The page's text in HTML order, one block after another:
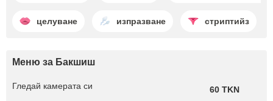
целуване изпразване стриптийз
Меню за Бакшиш
Гледай камерата си 60 TKN